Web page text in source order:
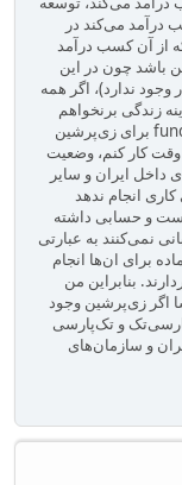
درآمد می‌کند در
از آن کسب درآمد
باشد چون در این
وجود ندارد)، اگر همه
زندگی برنخواهم
آمد (حقیقت تلخی که وجود دارد). صدالبته اگر یک fund برای زی‌پرشین
کار کنم، وضعیت
داخل ایران و سایر
انجام ندهد
و حسابی داشته
نمی‌کنند به عبارتی
برای ان‌ها انجام
بنابراین من
اگر زی‌پرشین وجود
و تک‌پارسی
و سازمان‌های